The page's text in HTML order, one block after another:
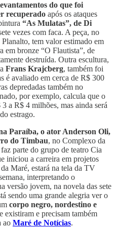
do que foi
recuperado após os ataques
“As Mulatas”, de Di
vezes com faca. A peça, no
tem valor estimado em
em bronze “O Flautista”, de
destruída. Outra escultura,
Frans Krajcberg, também foi
é avaliado em cerca de R$ 300
depredadas também no
por exemplo, calcula que o
a R$ 4 milhões, mas ainda será
estrago.
Paraíba, o ator Anderson Oli,
do Timbau, no Complexo da
parte do grupo de teatro Cia
iniciou a carreira em projetos
Maré, estará na tela da TV
interpretando o
versão jovem, na novela das sete
sendo uma grande alegria ver o
corpo negro, nordestino e
existiram e precisam também
ao Maré de Notícias.